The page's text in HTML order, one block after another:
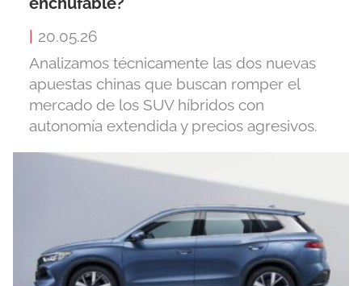
20.05.26
Analizamos técnicamente las dos nuevas
apuestas chinas que buscan romper el
mercado de los SUV híbridos con
autonomía extendida y precios agresivos.